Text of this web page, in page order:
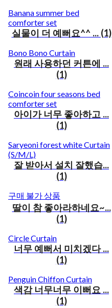
Banana summer bed
comforter set
실물이 더 예뻐요^^ ... (1)
Bono Bono Curtain
원래 사용하던 커튼에 ...
(1)
Coincoin four seasons bed
comforter set
아이가 너무 좋아하고 ...
(1)
Saryeoni forest white Curtain
(S/M/L)
잘 받아서 설치 잘했습...
(1)
구매 불가 상품
딸이 참 좋아라하네요~...
(1)
Circle Curtain
너무 예뻐서 미치겠다 ...
(1)
Penguin Chiffon Curtain
색감 너무너무 이뻐요 ...
(1)